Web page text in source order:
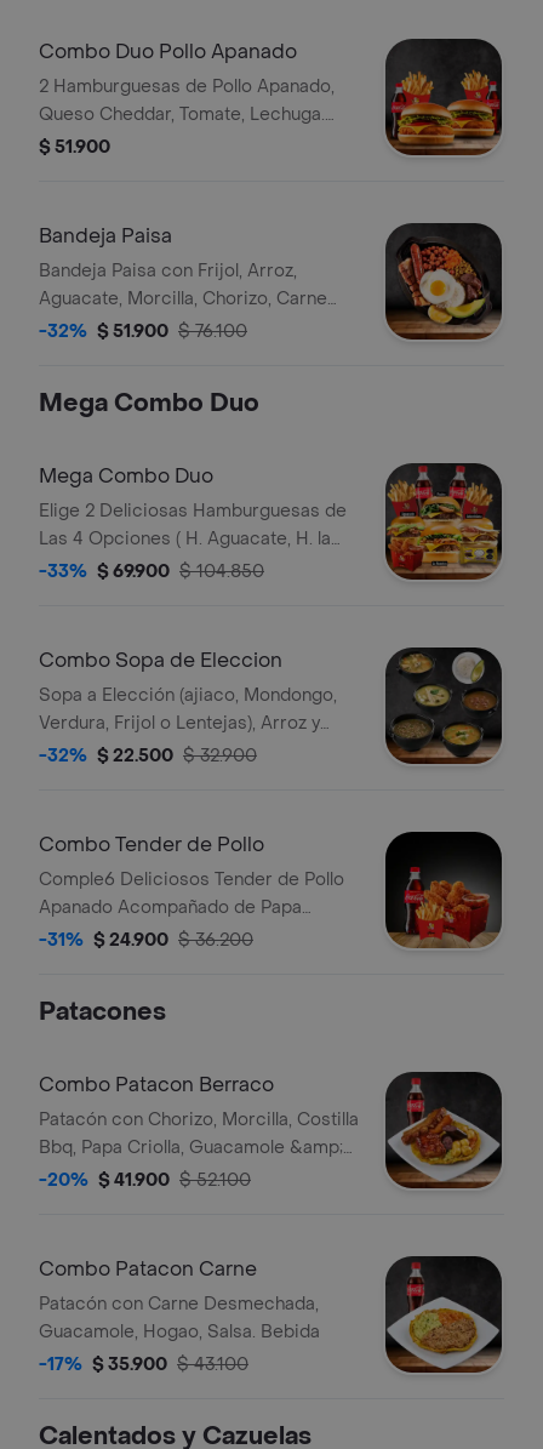
Combo Duo Pollo Apanado
2 Hamburguesas de Pollo Apanado,
Queso Cheddar, Tomate, Lechuga.
Ambos Combos con Papas y Bebida
$ 51.900
Bandeja Paisa
Bandeja Paisa con Frijol, Arroz,
Aguacate, Morcilla, Chorizo, Carne
Molida, Huevo, Chicharrón Porcion y
-32% $ 51.900 $ 76.100
Mega Combo Duo
Mega Combo Duo
Elige 2 Deliciosas Hamburguesas de
Las 4 Opciones ( H. Aguacate, H. la
Nuestra, H. Colombiana y H. Piedro)
Papas, 2 Bebidas, 6 Tender de Pollo y
1 Paquete de Trufas
-33% $ 69.900 $ 104.850
Combo Sopa de Eleccion
Sopa a Elección (ajiaco, Mondongo,
Verdura, Frijol o Lentejas), Arroz y
Aguacate
-32% $ 22.500 $ 32.900
Combo Tender de Pollo
Comple6 Deliciosos Tender de Pollo
Apanado Acompañado de Papa
Francesa Bebida
-31% $ 24.900 $ 36.200
Patacones
Combo Patacon Berraco
Patacón con Chorizo, Morcilla, Costilla
Bbq, Papa Criolla, Guacamole &amp;
Hogao Bebida
-20% $ 41.900 $ 52.100
Combo Patacon Carne
Patacón con Carne Desmechada,
Guacamole, Hogao, Salsa. Bebida
-17% $ 35.900 $ 43.100
Calentados y Cazuelas